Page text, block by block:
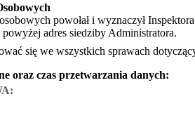
powołał i wyznaczył
adres siedziby Administratora.
się we wszystkich sprawach
oraz czas przetwarzania danych: